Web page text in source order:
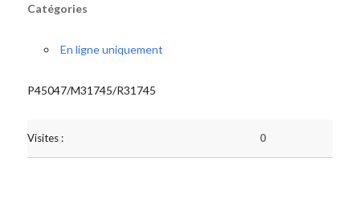
Catégories
En ligne uniquement
P45047/M31745/R31745
Visites : 0